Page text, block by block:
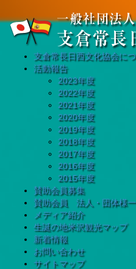
支倉常長日西文化協会に
活動報告
2023年度
2022年度
2021年度
2020年度
2019年度
2018年度
2017年度
2016年度
2015年度
賛助会員募集
賛助会員 法人・団体様
メディア紹介
生誕の地米沢観光マップ
新着情報
お問い合わせ
サイトマップ